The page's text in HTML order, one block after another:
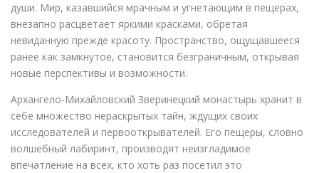
души. Мир, казавшийся мрачным и угнетающим в пещерах,
внезапно расцветает яркими красками, обретая
невиданную прежде красоту. Пространство, ощущавшееся
ранее как замкнутое, становится безграничным, открывая
новые перспективы и возможности.
Архангело-Михайловский Зверинецкий монастырь хранит в
себе множество нераскрытых тайн, ждущих своих
исследователей и первооткрывателей. Его пещеры, словно
волшебный лабиринт, производят неизгладимое
впечатление на всех, кто хоть раз посетил это